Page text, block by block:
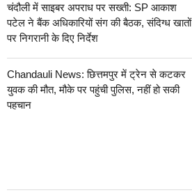
चंदौली में साइबर अपराध पर सख्ती: SP आकाश
पटेल ने बैंक अधिकारियों संग की बैठक, संदिग्ध खातों
पर निगरानी के दिए निर्देश
Chandauli News: छित्तमपुर में ट्रेन से कटकर
युवक की मौत, मौके पर पहुंची पुलिस, नहीं हो सकी
पहचान